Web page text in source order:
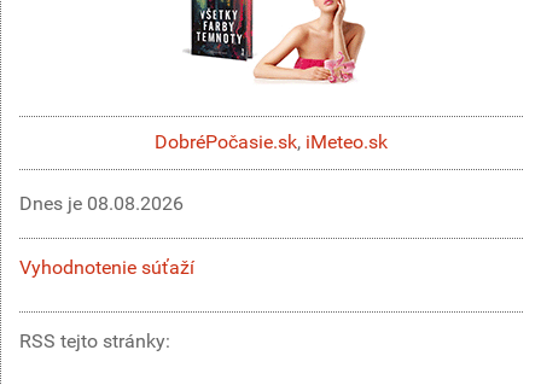
DobréPočasie.sk, iMeteo.sk
Dnes je 08.08.2026
Vyhodnotenie súťaží
RSS tejto stránky: